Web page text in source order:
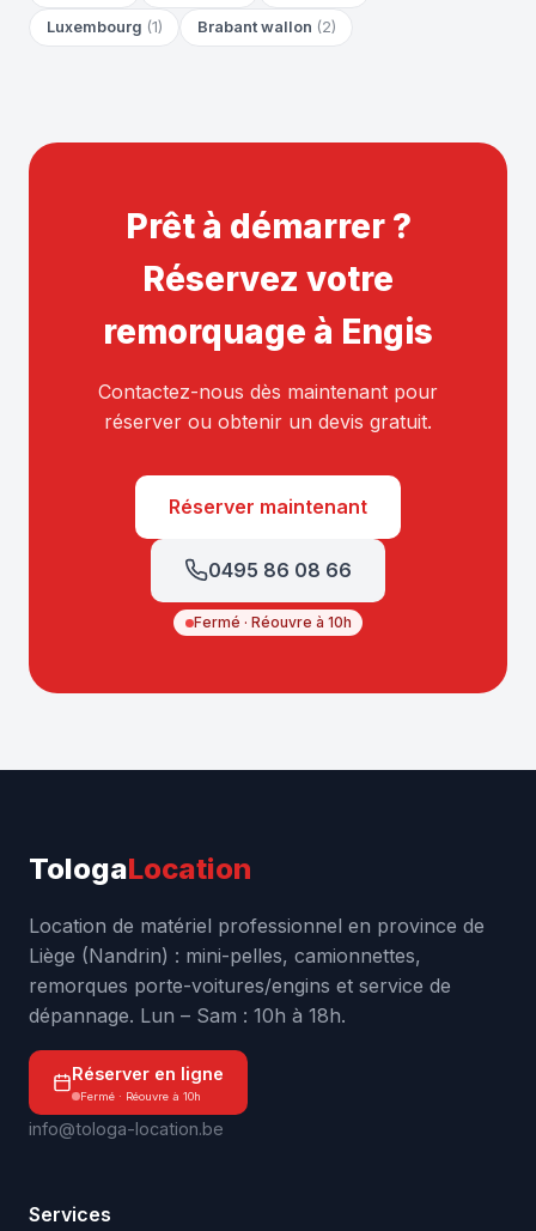
Luxembourg (1) Brabant wallon (2)
Prêt à démarrer ?
Réservez votre
remorquage à Engis
Contactez-nous dès maintenant pour
réserver ou obtenir un devis gratuit.
Réserver maintenant
0495 86 08 66
Fermé · Réouvre à 10h
TologaLocation
Location de matériel professionnel en province de
Liège (Nandrin) : mini-pelles, camionnettes,
remorques porte-voitures/engins et service de
dépannage. Lun – Sam : 10h à 18h.
Réserver en ligne
Fermé · Réouvre à 10h
info@tologa-location.be
Services